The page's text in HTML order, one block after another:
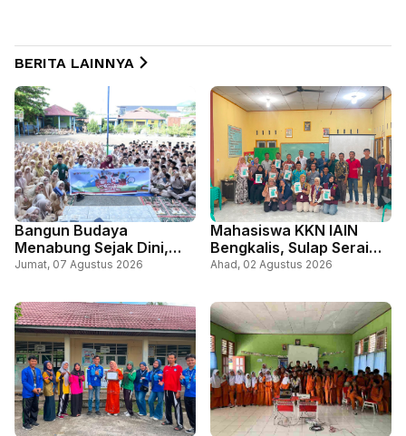
BERITA LAINNYA
Bangun Budaya
Menabung Sejak Dini,
BRK Syariah Gelar
Keuangan di SMAN 1
Bengkalis
Jumat, 07 Agustus 2026
Mahasiswa KKN IAIN
Bengkalis, Sulap Serai
Jadi Spray Anti Nyamuk,
Cegah DBD
Ahad, 02 Agustus 2026